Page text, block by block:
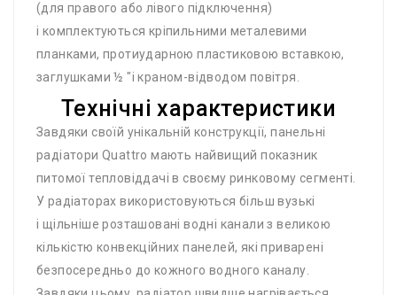
(для правого або лівого підключення)
і комплектуються кріпильними металевими
планками, протиударною пластиковою вставкою,
заглушками ½ "і краном-відводом повітря.
Технічні характеристики
Завдяки своїй унікальній конструкції, панельні
радіатори Quattro мають найвищий показник
питомої тепловіддачі в своєму ринковому сегменті.
У радіаторах використовуються більш вузькі
і щільніше розташовані водні канали з великою
кількістю конвекційних панелей, які приварені
безпосередньо до кожного водного каналу.